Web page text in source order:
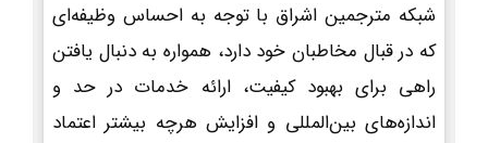
شبکه مترجمین اشراق با توجه به احساس وظیفه‌ای
که در قبال مخاطبان خود دارد، همواره به دنبال یافتن
راهی برای بهبود کیفیت، ارائه خدمات در حد و
اندازه‌های بین‌المللی و افزایش هرچه بیشتر اعتماد